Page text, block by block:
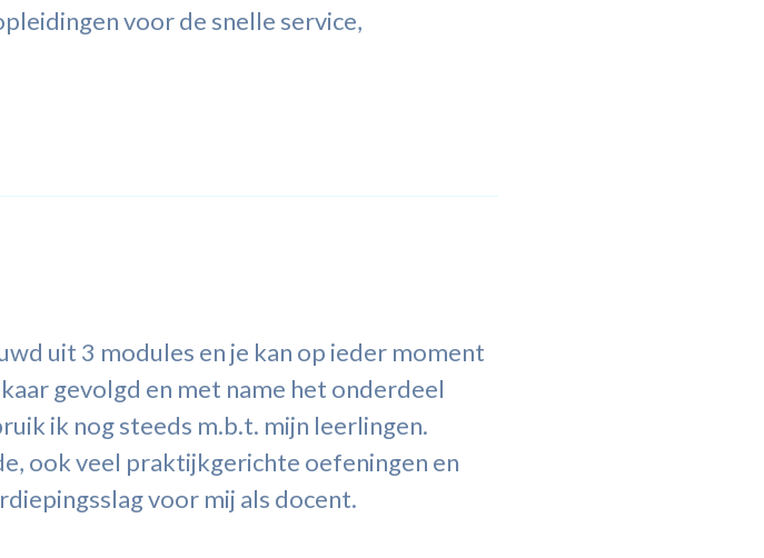
voor de snelle service,
uit 3 modules en je kan op ieder moment
gevolgd en met name het onderdeel
ik nog steeds m.b.t. mijn leerlingen.
ook veel praktijkgerichte oefeningen en
voor mij als docent.